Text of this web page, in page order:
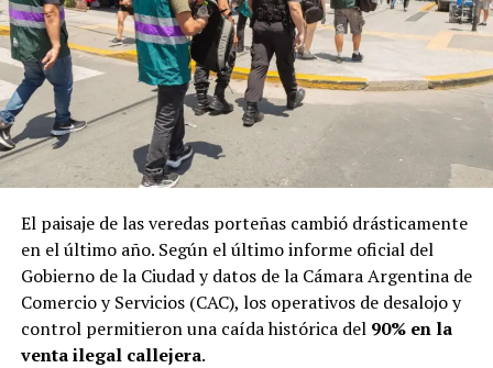
El paisaje de las veredas porteñas cambió drásticamente
en el último año. Según el último informe oficial del
Gobierno de la Ciudad y datos de la Cámara Argentina de
Comercio y Servicios (CAC), los operativos de desalojo y
control permitieron una caída histórica del 90% en la
venta ilegal callejera.